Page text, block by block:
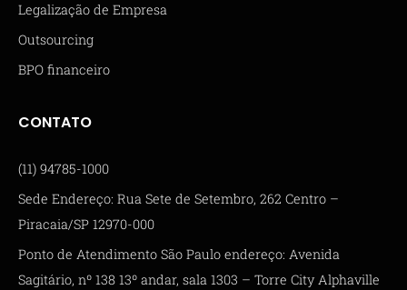
Legalização de Empresa
Outsourcing
BPO financeiro
CONTATO
(11) 94785-1000
Sede Endereço: Rua Sete de Setembro, 262 Centro –
Piracaia/SP 12970-000
Ponto de Atendimento São Paulo endereço: Avenida
Sagitário, nº 138 13º andar, sala 1303 – Torre City Alphaville